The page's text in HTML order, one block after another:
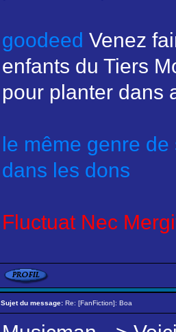
goodeed Venez
enfants du Tiers
pour planter dans
le même genre
dans les dons
Fluctuat Nec
Sujet du message: Re: [FanFiction]: Boa